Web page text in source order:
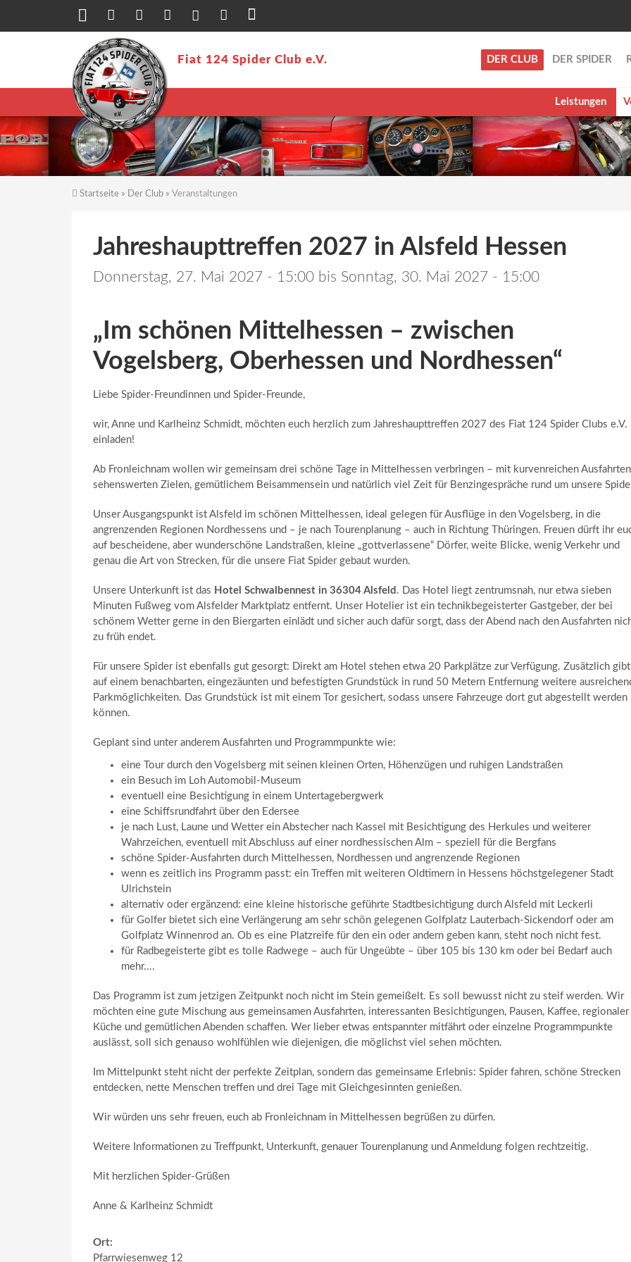
Fiat 124 Spider Club e.V. DER CLUB
Leistungen
DER SPIDER
Startseite » Der Club » Veranstaltungen
Jahreshaupttreffen 2027 in Alsfeld Hessen
Donnerstag, 27. Mai 2027 - 15:00 bis Sonntag, 30. Mai 2027 - 15:00
„Im schönen Mittelhessen – zwischen
Vogelsberg, Oberhessen und Nordhessen“
Liebe Spider-Freundinnen und Spider-Freunde,
wir, Anne und Karlheinz Schmidt, möchten euch herzlich zum Jahreshaupttreffen 2027 des Fiat 124 Spider Clubs e.V.
einladen!
Ab Fronleichnam wollen wir gemeinsam drei schöne Tage in Mittelhessen verbringen – mit kurvenreichen
sehenswerten Zielen, gemütlichem Beisammensein und natürlich viel Zeit für Benzingespräche rund um unsere
Unser Ausgangspunkt ist Alsfeld im schönen Mittelhessen, ideal gelegen für Ausflüge in den Vogelsberg, in die
angrenzenden Regionen Nordhessens und – je nach Tourenplanung – auch in Richtung Thüringen. Freuen dürft ihr
auf bescheidene, aber wunderschöne Landstraßen, kleine „gottverlassene“ Dörfer, weite Blicke, wenig Verkehr und
genau die Art von Strecken, für die unsere Fiat Spider gebaut wurden.
Unsere Unterkunft ist das Hotel Schwalbennest in 36304 Alsfeld . Das Hotel liegt zentrumsnah, nur etwa sieben
Minuten Fußweg vom Alsfelder Marktplatz entfernt. Unser Hotelier ist ein technikbegeisterter Gastgeber, der bei
schönem Wetter gerne in den Biergarten einlädt und sicher auch dafür sorgt, dass der Abend nach den Ausfahrten
zu früh endet.
Für unsere Spider ist ebenfalls gut gesorgt: Direkt am Hotel stehen etwa 20 Parkplätze zur Verfügung. Zusätzlich gibt
auf einem benachbarten, eingezäunten und befestigten Grundstück in rund 50 Metern Entfernung weitere
Parkmöglichkeiten. Das Grundstück ist mit einem Tor gesichert, sodass unsere Fahrzeuge dort gut abgestellt werden
können.
Geplant sind unter anderem Ausfahrten und Programmpunkte wie:
eine Tour durch den Vogelsberg mit seinen kleinen Orten, Höhenzügen und ruhigen Landstraßen
ein Besuch im Loh Automobil-Museum
eventuell eine Besichtigung in einem Untertagebergwerk
eine Schiffsrundfahrt über den Edersee
je nach Lust, Laune und Wetter ein Abstecher nach Kassel mit Besichtigung des Herkules und weiterer
Wahrzeichen, eventuell mit Abschluss auf einer nordhessischen Alm – speziell für die Bergfans
schöne Spider-Ausfahrten durch Mittelhessen, Nordhessen und angrenzende Regionen
wenn es zeitlich ins Programm passt: ein Treffen mit weiteren Oldtimern in Hessens höchstgelegener Stadt
Ulrichstein
alternativ oder ergänzend: eine kleine historische geführte Stadtbesichtigung durch Alsfeld mit Leckerli
für Golfer bietet sich eine Verlängerung am sehr schön gelegenen Golfplatz Lauterbach-Sickendorf oder am
Golfplatz Winnenrod an. Ob es eine Platzreife für den ein oder andern geben kann, steht noch nicht fest.
für Radbegeisterte gibt es tolle Radwege – auch für Ungeübte – über 105 bis 130 km oder bei Bedarf auch
mehr....
Das Programm ist zum jetzigen Zeitpunkt noch nicht im Stein gemeißelt. Es soll bewusst nicht zu steif werden. Wir
möchten eine gute Mischung aus gemeinsamen Ausfahrten, interessanten Besichtigungen, Pausen, Kaffee, regionaler
Küche und gemütlichen Abenden schaffen. Wer lieber etwas entspannter mitfährt oder einzelne Programmpunkte
auslässt, soll sich genauso wohlfühlen wie diejenigen, die möglichst viel sehen möchten.
Im Mittelpunkt steht nicht der perfekte Zeitplan, sondern das gemeinsame Erlebnis: Spider fahren, schöne Strecken
entdecken, nette Menschen treffen und drei Tage mit Gleichgesinnten genießen.
Wir würden uns sehr freuen, euch ab Fronleichnam in Mittelhessen begrüßen zu dürfen.
Weitere Informationen zu Treffpunkt, Unterkunft, genauer Tourenplanung und Anmeldung folgen rechtzeitig.
Mit herzlichen Spider-Grüßen
Anne & Karlheinz Schmidt
Ort:
Pfarrwiesenweg 12